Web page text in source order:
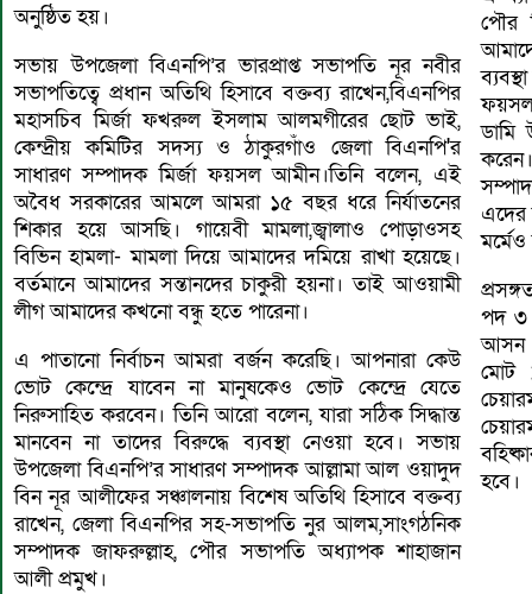
অনুষ্ঠিত হয়।
সভায় উপজেলা বিএনপি’র ভারপ্রাপ্ত সভাপতি নূর নবীর
সভাপতিত্বে প্রধান অতিথি হিসাবে বক্তব্য রাখেন,বিএনপির
মহাসচিব মির্জা ফখরুল ইসলাম আলমগীরের ছোট ভাই,
কেন্দ্রীয় কমিটির সদস্য ও ঠাকুরগাঁও জেলা বিএনপি'র
সাধারণ সম্পাদক মির্জা ফয়সল আমীন।তিনি বলেন, এই
অবৈধ সরকারের আমলে আমরা ১৫ বছর ধরে নির্যাতনের
শিকার হয়ে আসছি। গায়েবী মামলা,জ্বালাও পোড়াওসহ
বিভিন হামলা- মামলা দিয়ে আমাদের দমিয়ে রাখা হয়েছে।
বর্তমানে আমাদের সন্তানদের চাকুরী হয়না। তাই আওয়ামী
লীগ আমাদের কখনো বন্ধু হতে পারেনা।
এ পাতানো নির্বাচন আমরা বর্জন করেছি। আপনারা কেউ
ভোট কেন্দ্রে যাবেন না মানুষকেও ভোট কেন্দ্রে যেতে
নিরুসাহিত করবেন। তিনি আরো বলেন, যারা সঠিক সিদ্ধান্ত
মানবেন না তাদের বিরুদ্ধে ব্যবস্থা নেওয়া হবে। সভায়
উপজেলা বিএনপি’র সাধারণ সম্পাদক আল্লামা আল ওয়াদুদ
বিন নূর আলীফের সঞ্চালনায় বিশেষ অতিথি হিসাবে বক্তব্য
রাখেন, জেলা বিএনপির সহ-সভাপতি নুর আলম,সাংগঠনিক
সম্পাদক জাফরুল্লাহ, পৌর সভাপতি অধ্যাপক শাহাজান
আলী প্রমুখ।
পৌর
ফয়সল
ডামি
এদের
পদ ৩
আসন (
মোট
হবে।